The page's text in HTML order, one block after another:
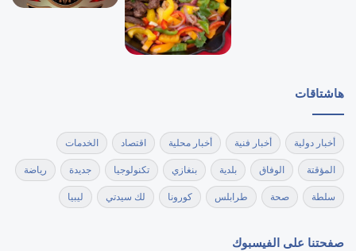
هاشتاقات
أخبار دولية أخبار فنية أخبار محلية اقتصاد الخدمات
المؤقتة الوفاق بلدية بنغازي تكنولوجيا جديدة رياضة
سلطة صحة طرابلس كورونا لك سيدتي ليبيا
صفحتنا على الفيسبوك